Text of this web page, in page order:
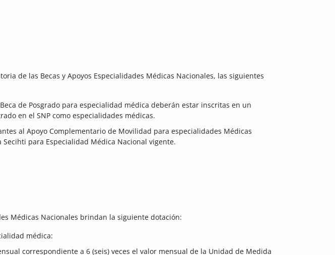
de las Becas y Apoyos Especialidades Médicas Nacionales, las siguientes
de Posgrado para especialidad médica deberán estar inscritas en un
en el SNP como especialidades médicas.
al Apoyo Complementario de Movilidad para especialidades Médicas
para Especialidad Médica Nacional vigente.
Médicas Nacionales brindan la siguiente dotación:
médica:
correspondiente a 6 (seis) veces el valor mensual de la Unidad de Medida